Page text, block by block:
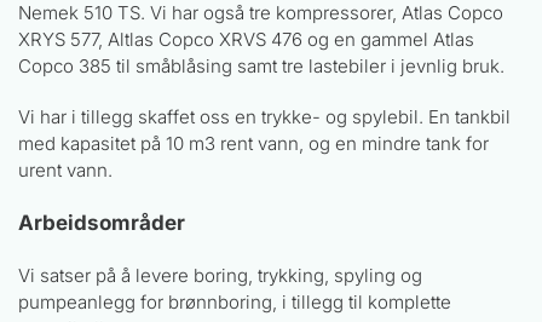
Nemek 510 TS. Vi har også tre kompressorer, Atlas Copco
XRYS 577, Altlas Copco XRVS 476 og en gammel Atlas
Copco 385 til småblåsing samt tre lastebiler i jevnlig bruk.
Vi har i tillegg skaffet oss en trykke- og spylebil. En tankbil
med kapasitet på 10 m3 rent vann, og en mindre tank for
urent vann.
Arbeidsområder
Vi satser på å levere boring, trykking, spyling og
pumpeanlegg for brønnboring, i tillegg til komplette